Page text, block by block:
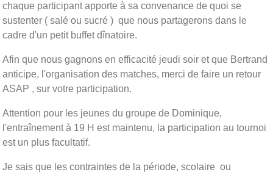
chaque participant apporte à sa convenance de quoi se
sustenter ( salé ou sucré ) que nous partagerons dans le
cadre d'un petit buffet dînatoire.
Afin que nous gagnons en efficacité jeudi soir et que Bertrand
anticipe, l'organisation des matches, merci de faire un retour
ASAP , sur votre participation.
Attention pour les jeunes du groupe de Dominique,
l'entraînement à 19 H est maintenu, la participation au tournoi
est un plus facultatif.
Je sais que les contraintes de la période, scolaire ou